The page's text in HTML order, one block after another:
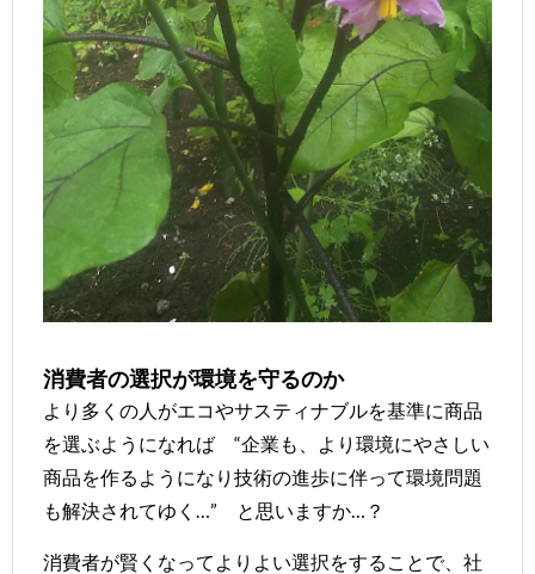
消費者の選択が環境を守るのか
より多くの人がエコやサスティナブルを基準に商品
を選ぶようになれば “企業も、より環境にやさしい
商品を作るようになり技術の進歩に伴って環境問題
も解決されてゆく…” と思いますか…？
消費者が賢くなってよりよい選択をすることで、社